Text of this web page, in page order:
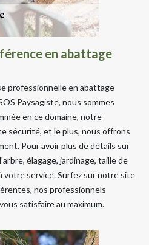
en abattage
professionnelle en abattage
Paysagiste, nous sommes
en ce domaine, notre
sécurité, et le plus, nous offrons
Pour avoir plus de détails sur
élagage, jardinage, taille de
votre service. Surfez sur notre site
nos professionnels
satisfaire au maximum.